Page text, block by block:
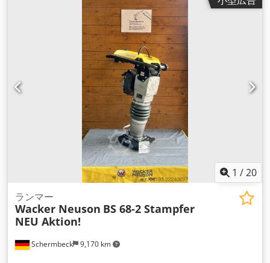
1 /20
Schermbeck 9,170 km
ランマー
Wacker Neuson BS 68-2 Stampfer
NEU Aktion!